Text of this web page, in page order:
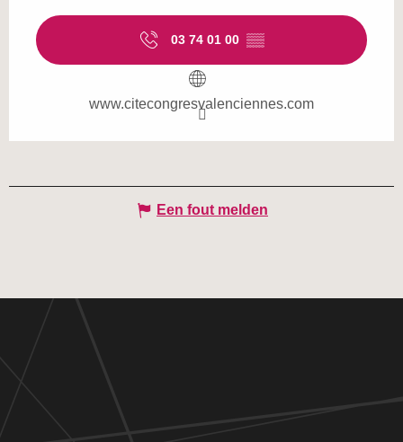
03 74 01 00 ▒▒
www.citecongresvalenciennes.com
Een fout melden